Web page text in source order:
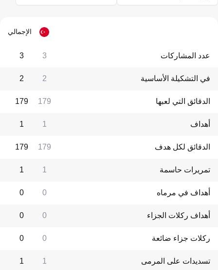
الإجمالي
عدد المشاركات 3
3
في التشكيلة الأساسية 2
2
الدقائق التي لعبها 179
179
أهداف 1
1
الدقائق لكل هدف 179
179
تمريرات حاسمة 1
1
أهداف في مرماه 0
0
أهداف ركلات الجزاء 0
0
ركلات جزاء ضائعة 0
0
تسديدات على المرمى 1
1